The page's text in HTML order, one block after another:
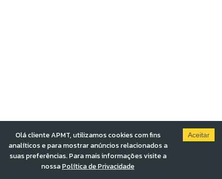
Olá cliente APMT, utilizamos cookies com fins
analíticos e para mostrar anúncios relacionados a
suas preferências. Para mais informações visite a
nossaPolítica de Privacidade
Aceitar